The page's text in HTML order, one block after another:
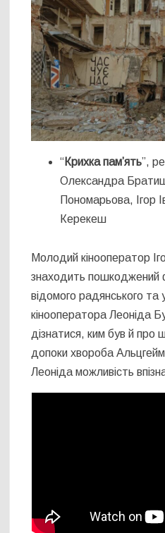
“Крихка пам’ять”,
Олександра
Пономарьова, Ігор
Керекеш
Молодий кінооператор
знаходить пошкоджений
відомого радянського та
кінооператора Леоніда
дізнатися, ким був й про
допоки хвороба
Леоніда можливість